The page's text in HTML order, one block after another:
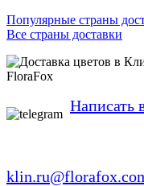
Популярные страны
Все страны доставки
FloraFox
Написать